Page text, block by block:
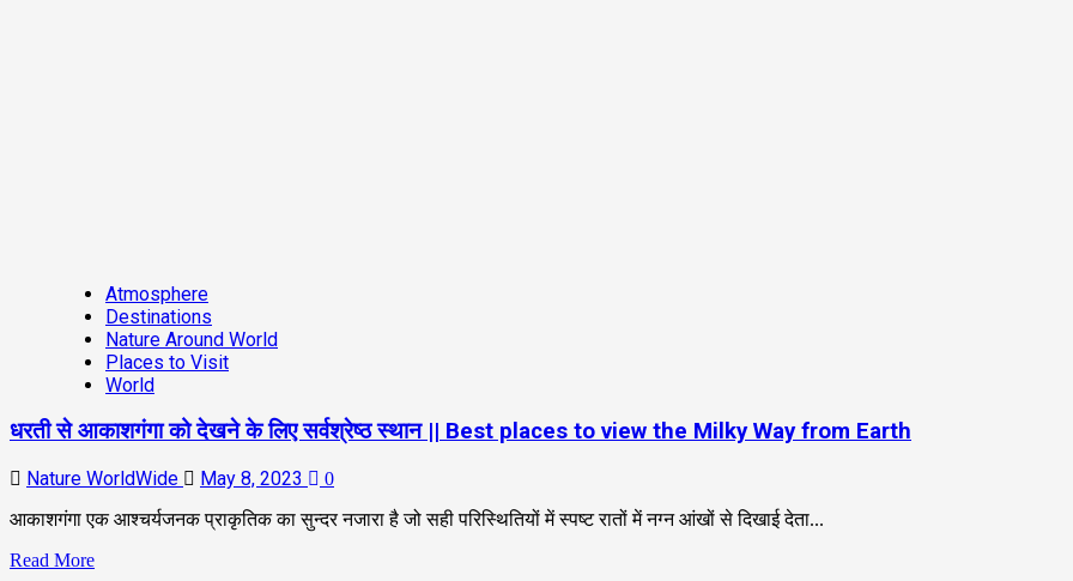
Atmosphere
Destinations
Nature Around World
Places to Visit
World
धरती से आकाशगंगा को देखने के लिए सर्वश्रेष्ठ स्थान || Best places to view the Milky Way from Earth
Nature WorldWide May 8, 2023
0
आकाशगंगा एक आश्चर्यजनक प्राकृतिक का सुन्दर नजारा है जो सही परिस्थितियों में स्पष्ट रातों में नग्न आंखों से दिखाई देता...
Read More